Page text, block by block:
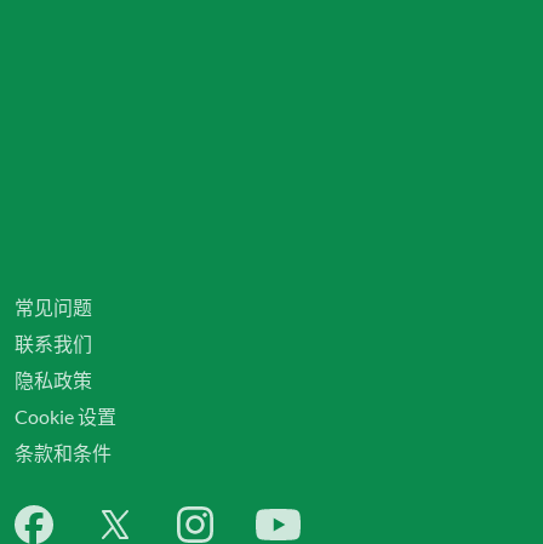
常见问题
联系我们
隐私政策
Cookie 设置
条款和条件